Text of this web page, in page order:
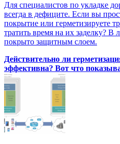
Для специалистов по укладке
всегда в дефиците. Если вы
покрытие или герметизируете
тратить время на их заделку? В
покрыто защитным слоем.
Действительно ли
эффективна? Вот что